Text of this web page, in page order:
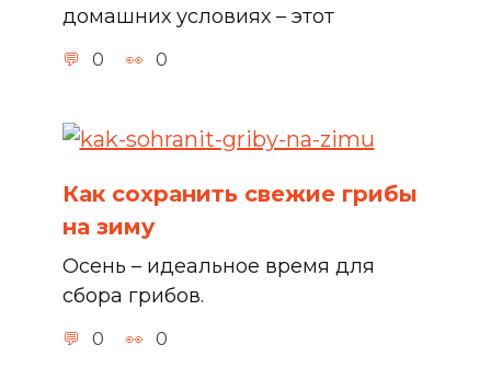
домашних условиях – этот
0 0
Как сохранить свежие грибы
на зиму
Осень – идеальное время для
сбора грибов.
0 0